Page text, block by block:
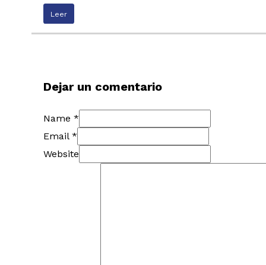
Leer
Dejar un comentario
Name *
Email *
Website